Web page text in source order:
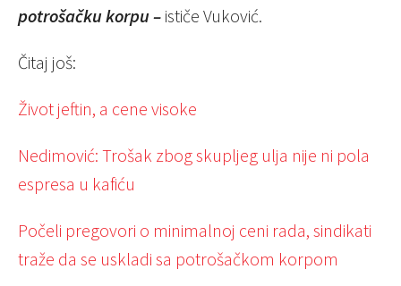
potrošačku korpu – ističe Vuković.
Čitaj još:
Život jeftin, a cene visoke
Nedimović: Trošak zbog skupljeg ulja nije ni pola
espresa u kafiću
Počeli pregovori o minimalnoj ceni rada, sindikati
traže da se uskladi sa potrošačkom korpom